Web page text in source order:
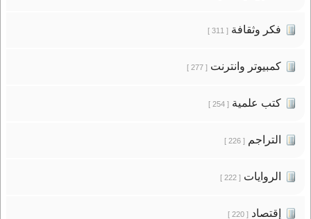
فكر وثقافة[ 311 ]
كمبيوتر وانترنت[ 277 ]
كتب علمية[ 254 ]
التراجم[ 226 ]
الروايات[ 222 ]
إقتصاد[ 220 ]